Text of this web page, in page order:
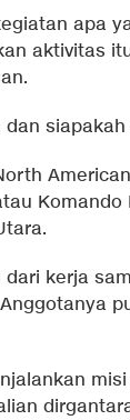
apa
aktivitas
siapakah
Komando
kerja